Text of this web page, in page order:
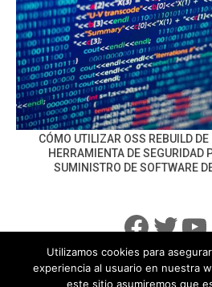
CÓMO UTILIZAR OSS REBUILD
HERRAMIENTA DE SEGURIDAD
SUMINISTRO DE SOFTWARE
Utilizamos cookies para
experiencia al usuario en nuestra
este sitio asumiremos que